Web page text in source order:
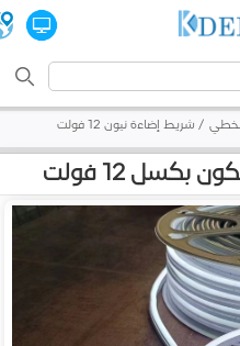
شريط إضاءة نيون 12 فولت
12 فولت